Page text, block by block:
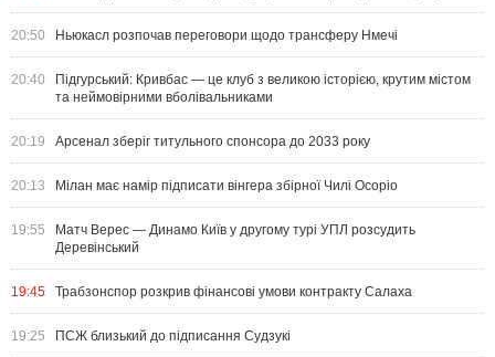
20:50 Ньюкасл розпочав переговори щодо трансферу Нмечі
20:40
Підгурський: Кривбас — це клуб з великою історією, крутим містом
та неймовірними вболівальниками
20:19 Арсенал зберіг титульного спонсора до 2033 року
20:13 Мілан має намір підписати вінгера збірної Чилі Осоріо
19:55
Матч Верес — Динамо Київ у другому турі УПЛ розсудить
Деревінський
19:45 Трабзонспор розкрив фінансові умови контракту Салаха
19:25 ПСЖ близький до підписання Судзукі